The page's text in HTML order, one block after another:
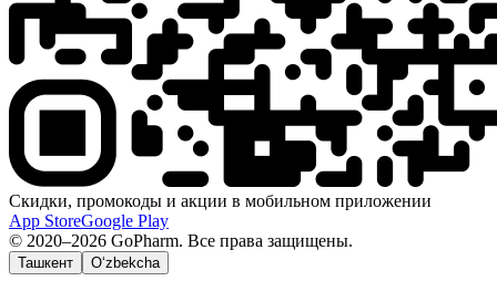
Скидки, промокоды и акции в мобильном приложении
App StoreGoogle Play
© 2020–2026 GoPharm. Все права защищены.
Ташкент O‘zbekcha